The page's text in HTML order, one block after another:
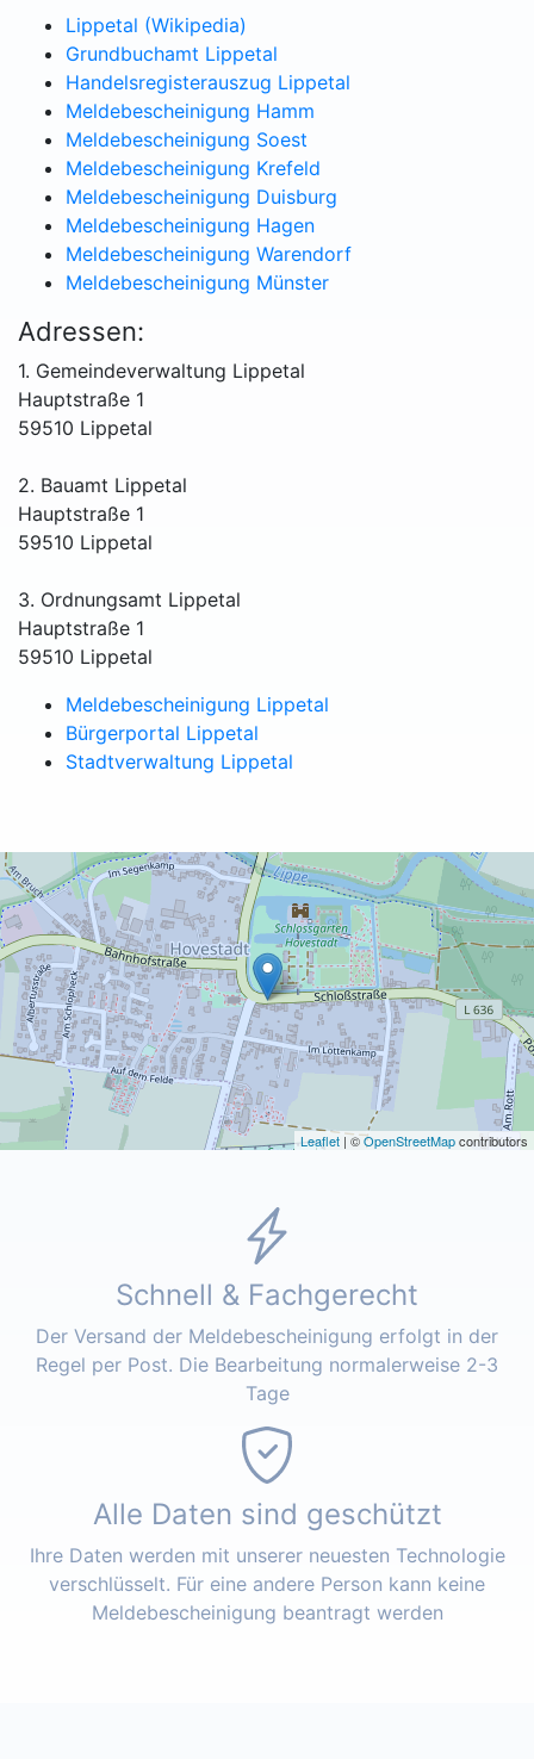
Lippetal (Wikipedia)
Grundbuchamt Lippetal
Handelsregisterauszug Lippetal
Meldebescheinigung Hamm
Meldebescheinigung Soest
Meldebescheinigung Krefeld
Meldebescheinigung Duisburg
Meldebescheinigung Hagen
Meldebescheinigung Warendorf
Meldebescheinigung Münster
Adressen:
1. Gemeindeverwaltung Lippetal
Hauptstraße 1
59510 Lippetal
2. Bauamt Lippetal
Hauptstraße 1
59510 Lippetal
3. Ordnungsamt Lippetal
Hauptstraße 1
59510 Lippetal
Meldebescheinigung Lippetal
Bürgerportal Lippetal
Stadtverwaltung Lippetal
Leaflet | ©OpenStreetMapcontributors
Schnell & Fachgerecht
Der Versand der Meldebescheinigung erfolgt in der
Regel per Post. Die Bearbeitung normalerweise 2-3
Tage
Alle Daten sind geschützt
Ihre Daten werden mit unserer neuesten Technologie
verschlüsselt. Für eine andere Person kann keine
Meldebescheinigung beantragt werden